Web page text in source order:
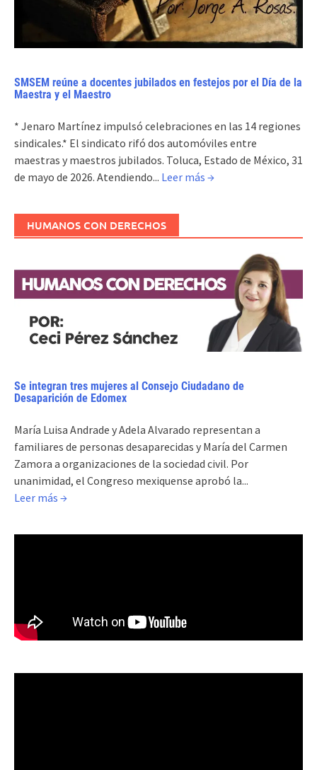
SMSEM reúne a docentes jubilados en festejos por el Día de la
Maestra y el Maestro
* Jenaro Martínez impulsó celebraciones en las 14 regiones
sindicales.* El sindicato rifó dos automóviles entre
maestras y maestros jubilados. Toluca, Estado de México, 31
de mayo de 2026. Atendiendo... Leer más →
HUMANOS CON DERECHOS
Se integran tres mujeres al Consejo Ciudadano de
Desaparición de Edomex
María Luisa Andrade y Adela Alvarado representan a
familiares de personas desaparecidas y María del Carmen
Zamora a organizaciones de la sociedad civil. Por
unanimidad, el Congreso mexiquense aprobó la...
Leer más →